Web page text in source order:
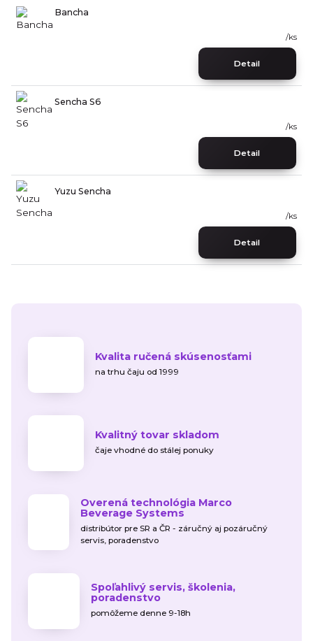
Bancha
/ks
Detail
Sencha S6
/ks
Detail
Yuzu Sencha
/ks
Detail
Kvalita ručená skúsenosťami
na trhu čaju od 1999
Kvalitný tovar skladom
čaje vhodné do stálej ponuky
Overená technológia Marco
Beverage Systems
distribútor pre SR a ČR - záručný aj pozáručný
servis, poradenstvo
Spoľahlivý servis, školenia,
poradenstvo
pomôžeme denne 9-18h